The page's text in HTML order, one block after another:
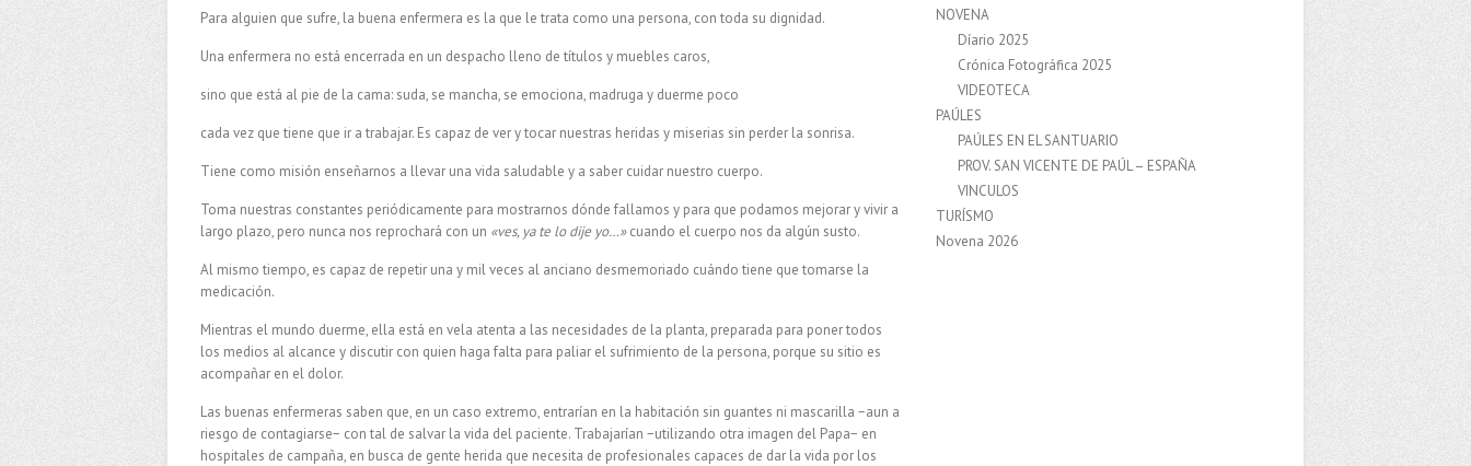
Para alguien que sufre, la buena enfermera es la que le trata como una persona, con toda su dignidad.
Una enfermera no está encerrada en un despacho lleno de títulos y muebles caros,
sino que está al pie de la cama: suda, se mancha, se emociona, madruga y duerme poco
cada vez que tiene que ir a trabajar. Es capaz de ver y tocar nuestras heridas y miserias sin perder la sonrisa.
Tiene como misión enseñarnos a llevar una vida saludable y a saber cuidar nuestro cuerpo.
Toma nuestras constantes periódicamente para mostrarnos dónde fallamos y para que podamos mejorar y vivir a
largo plazo, pero nunca nos reprochará con un «ves, ya te lo dije yo…»cuando el cuerpo nos da algún susto.
Al mismo tiempo, es capaz de repetir una y mil veces al anciano desmemoriado cuándo tiene que tomarse la
medicación.
Mientras el mundo duerme, ella está en vela atenta a las necesidades de la planta, preparada para poner todos
los medios al alcance y discutir con quien haga falta para paliar el sufrimiento de la persona, porque su sitio es
acompañar en el dolor.
Las buenas enfermeras saben que, en un caso extremo, entrarían en la habitación sin guantes ni mascarilla −aun a
riesgo de contagiarse− con tal de salvar la vida del paciente. Trabajarían −utilizando otra imagen del Papa− en
hospitales de campaña, en busca de gente herida que necesita de profesionales capaces de dar la vida por los
NOVENA
Díario 2025
Crónica Fotográfica 2025
VIDEOTECA
PAÚLES
PAÚLES EN EL SANTUARIO
PROV. SAN VICENTE DE PAÚL – ESPAÑA
VINCULOS
TURÍSMO
Novena 2026